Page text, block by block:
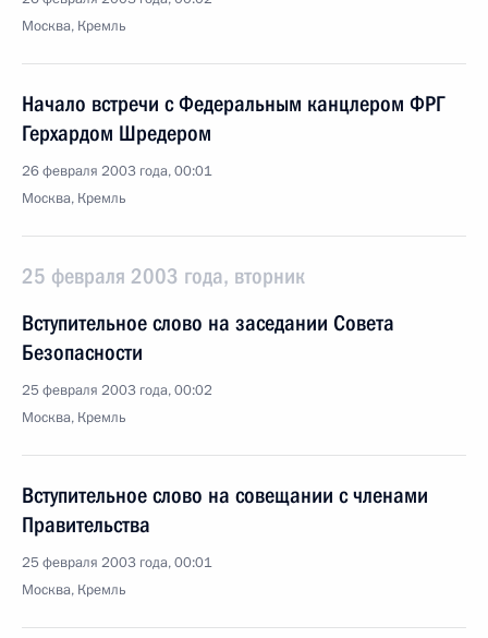
Москва, Кремль
Начало встречи с Федеральным канцлером ФРГ
Герхардом Шредером
26 февраля 2003 года, 00:01
Москва, Кремль
25 февраля 2003 года, вторник
Вступительное слово на заседании Совета
Безопасности
25 февраля 2003 года, 00:02
Москва, Кремль
Вступительное слово на совещании с членами
Правительства
25 февраля 2003 года, 00:01
Москва, Кремль